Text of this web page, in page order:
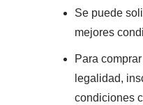
Se puede
mejores
Para
legalidad,
condiciones